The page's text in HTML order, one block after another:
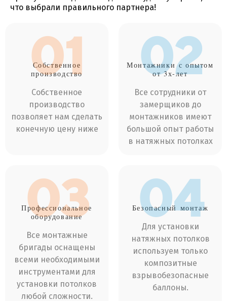
что выбрали правильного партнера!
01
Собственное
производство
Собственное
производство
позволяет нам сделать
конечную цену ниже
02
Монтажники с опытом
от 3х-лет
Все сотрудники от
замерщиков до
монтажников имеют
большой опыт работы
в натяжных потолках
03
Профессиональное
оборудование
Все монтажные
бригады оснащены
всеми необходимыми
инструментами для
установки потолков
любой сложности.
04
Безопасный монтаж
Для установки
натяжных потолков
используем только
композитные
взрывобезопасные
баллоны.